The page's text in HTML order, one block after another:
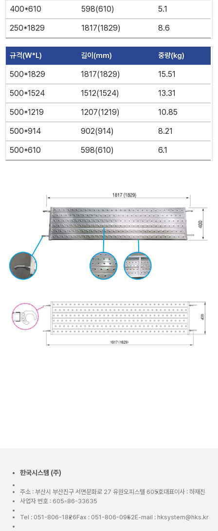
400*610 598(610) 5.1
250*1829 1817(1829) 8.6
규격(W*L) 길이(mm) 중량(kg)
500*1829 1817(1829) 15.51
500*1524 1512(1524) 13.31
500*1219 1207(1219) 10.85
500*914 902(914) 8.21
500*610 598(610) 6.1
한국시스템 (주)
주소 : 부산시 부산진구 서면문화로 27 유원오피스텔 605호대표이사 : 하재진
사업자 번호 : 605-86-33635
Tel : 051-806-1826Fax : 051-806-0952E-mail : hksystem@hks.kr